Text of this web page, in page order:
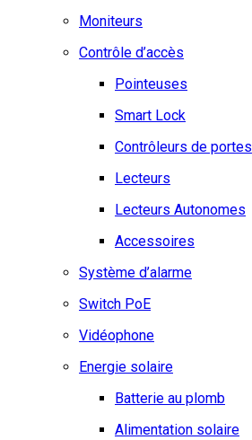
Moniteurs
Contrôle d’accès
Pointeuses
Smart Lock
Contrôleurs de portes
Lecteurs
Lecteurs Autonomes
Accessoires
Système d’alarme
Switch PoE
Vidéophone
Energie solaire
Batterie au plomb
Alimentation solaire